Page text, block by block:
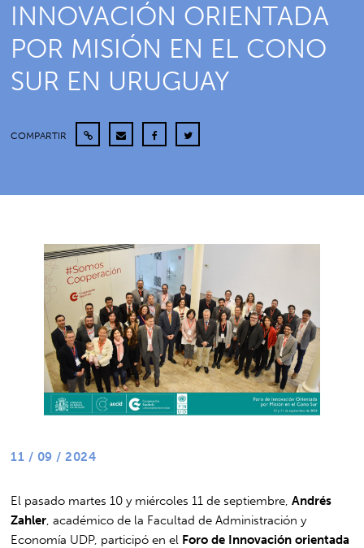
INNOVACIÓN ORIENTADA
POR MISIÓN EN EL CONO
SUR EN URUGUAY
COMPARTIR
11 / 09 / 2024
El pasado martes 10 y miércoles 11 de septiembre,Andrés
Zahler , académico de la Facultad de Administración y
Economía UDP, participó en el Foro de Innovación orientada